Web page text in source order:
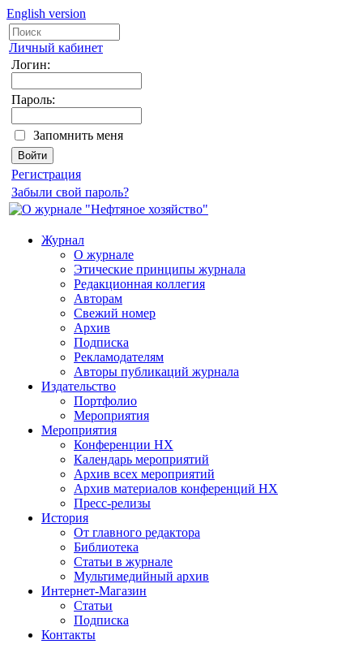
English version
Личный кабинет
Логин:
Пароль:
Запомнить меня
Регистрация
Забыли свой пароль?
Журнал
О журнале
Этические принципы журнала
Редакционная коллегия
Авторам
Свежий номер
Архив
Подписка
Рекламодателям
Авторы публикаций журнала
Издательство
Портфолио
Мероприятия
Мероприятия
Конференции НХ
Календарь мероприятий
Архив всех мероприятий
Архив материалов конференций НХ
Пресс-релизы
История
От главного редактора
Библиотека
Статьи в журнале
Мультимедийный архив
Интернет-Магазин
Статьи
Подписка
Контакты